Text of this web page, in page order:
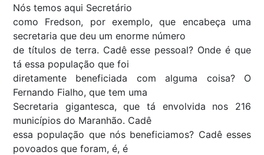
Nós temos aqui Secretário
como Fredson, por exemplo, que encabeça uma
secretaria que deu um enorme número
de títulos de terra. Cadê esse pessoal? Onde é que
tá essa população que foi
diretamente beneficiada com alguma coisa? O
Fernando Fialho, que tem uma
Secretaria gigantesca, que tá envolvida nos 216
municípios do Maranhão. Cadê
essa população que nós beneficiamos? Cadê esses
povoados que foram, é, é